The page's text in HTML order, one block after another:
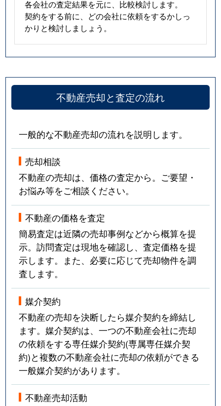
各会社の査定結果を元に、比較検討します。
契約をする前に、どの会社に依頼をするかしっ
かりと検討しましょう。
不動産売却と査定の流れ
一般的な不動産売却の流れを説明します。
売却相談
不動産の売却は、価格の査定から。ご要望・
お悩み等をご相談ください。
不動産の価格を査定
簡易査定は近隣の売却事例などから概算を提
示。訪問査定は現地を確認し、査定価格を提
示します。また、必要に応じて売却物件を調
査します。
媒介契約
不動産の売却を決断したら媒介契約を締結し
ます。媒介契約は、一つの不動産会社に売却
の依頼をする専任媒介契約(専属専任媒介契
約)と複数の不動産会社に売却の依頼ができる
一般媒介契約があります。
不動産売却活動